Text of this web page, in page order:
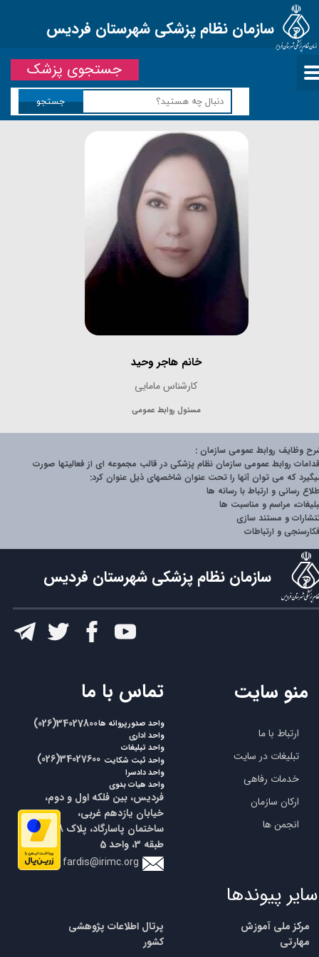
سازمان نظام پزشکی شهرستان فردیس
جستجو
جستجوی پزشک
خانم هاجر وحید
کارشناس مامایی
مسئول روابط عمومی
وظایف روابط عمومی سازمان :
روابط عمومی سازمان نظام پزشکی در قالب مجموعه ای از فعالیتها صورت
که می توان آنها را تحت عنوان شاخصهای ذیل عنوان کرد:
رسانی و ارتباط با رسانه ها
مراسم و مناسبت ها
و مستند سازی
و ارتباطات
سازمان نظام پزشکی شهرستان فردیس
ارتباط با ما
تبلیغات در سایت
خدمات رفاهی
ارکان سازمان
انجمن ها
منو سایت ​تماس با ما
​​(026)34027800
fardis@irimc.org
​​(026)34027600
واحد صدورپروانه ها
واحد اداری
واحد تبلیغات
واحد ثبت شکایت
واحد دادسرا
واحد هیات بدوی
فردیس، بین فلکه اول و دوم،
خیابان یازدهم غربی،
طبقه 3، واحد 5
سایر پیوندها
پرتال اطلاعات پژوهشی
کشور
مرکز ملی آموزش
مهارتی